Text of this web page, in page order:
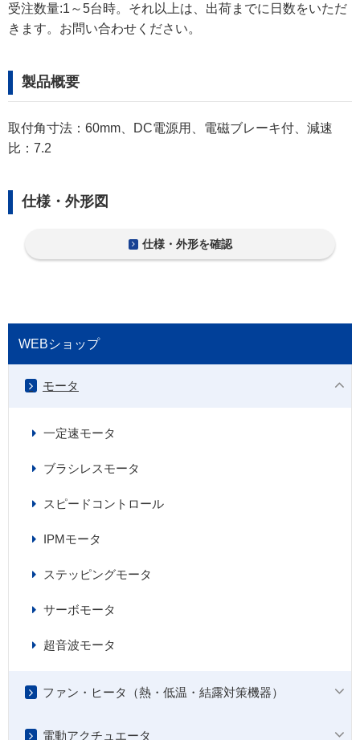
受注数量:1～5台時。それ以上は、出荷までに日数をいただ
きます。お問い合わせください。
製品概要
取付角寸法：60mm、DC電源用、電磁ブレーキ付、減速
比：7.2
仕様・外形図
仕様・外形を確認
WEBショップ
モータ
一定速モータ
ブラシレスモータ
スピードコントロール
IPMモータ
ステッピングモータ
サーボモータ
超音波モータ
ファン・ヒータ（熱・低温・結露対策機器）
電動アクチュエータ